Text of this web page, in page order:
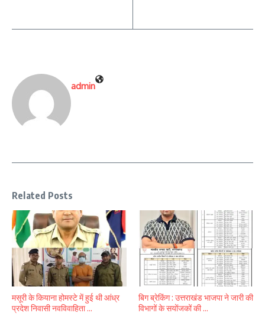
admin
Related Posts
मसूरी के कियाना होमस्टे में हुई थी आंध्र
प्रदेश निवासी नवविवाहिता ...
बिग ब्रेकिंग : उत्तराखंड भाजपा ने जारी की
विभागों के सयोंजकों की ...